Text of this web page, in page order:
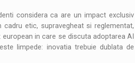
considera ca are un impact exclusiv
etic, supravegheat si reglementat,
in care se discuta adoptarea AI
limpede: inovatia trebuie dublata de